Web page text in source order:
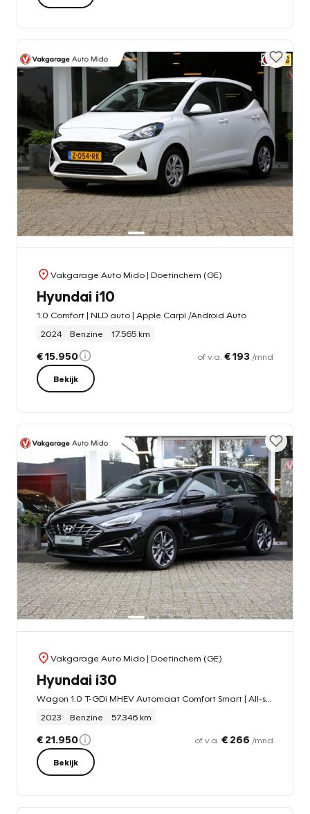
Vakgarage Auto Mido| Doetinchem (GE)
Hyundai i10
1.0 Comfort | NLD auto | Apple Carpl./Android Auto
2024
Benzine 17.565 km
€ 15.950 of v.a. € 193 /mnd
Bekijk
Vakgarage Auto Mido| Doetinchem (GE)
Hyundai i30
2023
Benzine 57.346 km
€ 21.950 of v.a. € 266 /mnd
Bekijk